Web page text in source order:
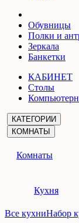
Обувницы
Полки и
Зеркала
Банкетки
КАБИНЕТ
Столы
КАТЕГОРИИ
КОМНАТЫ
Комнаты
Кухня
Все кухниНабор